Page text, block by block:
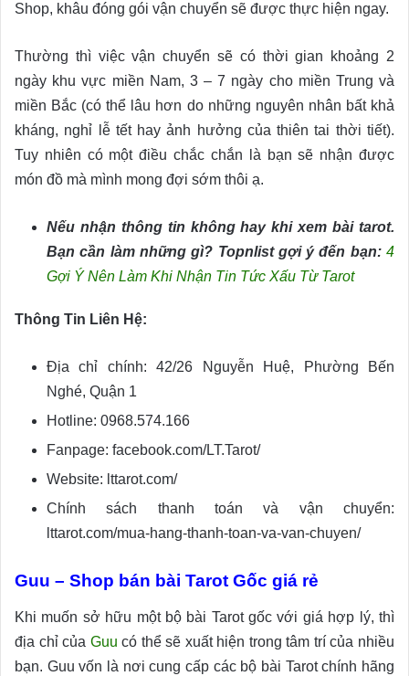
Shop, khâu đóng gói vận chuyển sẽ được thực hiện ngay.
Thường thì việc vận chuyển sẽ có thời gian khoảng 2
ngày khu vực miền Nam, 3 – 7 ngày cho miền Trung và
miền Bắc (có thể lâu hơn do những nguyên nhân bất khả
kháng, nghỉ lễ tết hay ảnh hưởng của thiên tai thời tiết).
Tuy nhiên có một điều chắc chắn là bạn sẽ nhận được
món đồ mà mình mong đợi sớm thôi ạ.
Nếu nhận thông tin không hay khi xem bài tarot.
Bạn cần làm những gì? Topnlist gợi ý đến bạn: 4
Gợi Ý Nên Làm Khi Nhận Tin Tức Xấu Từ Tarot
Thông Tin Liên Hệ:
Địa chỉ chính: 42/26 Nguyễn Huệ, Phường Bến
Nghé, Quận 1
Hotline: 0968.574.166
Fanpage: facebook.com/LT.Tarot/
Website: lttarot.com/
Chính sách thanh toán và vận chuyển:
lttarot.com/mua-hang-thanh-toan-va-van-chuyen/
Guu – Shop bán bài Tarot Gốc giá rẻ
Khi muốn sở hữu một bộ bài Tarot gốc với giá hợp lý, thì
địa chỉ của Guu có thể sẽ xuất hiện trong tâm trí của nhiều
bạn. Guu vốn là nơi cung cấp các bộ bài Tarot chính hãng